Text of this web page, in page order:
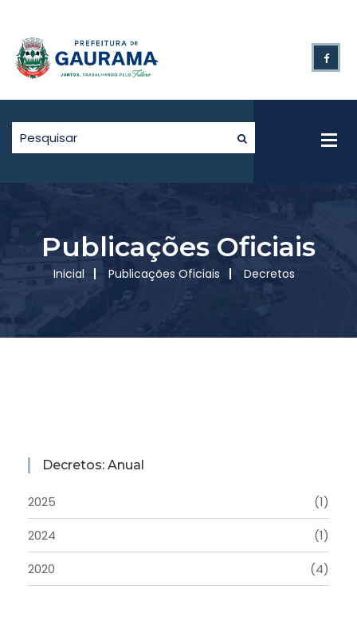
Publicações Oficiais
Inicial Publicações Oficiais Decretos
Decretos: Anual
2025
(1)
2024
(1)
2020
(4)